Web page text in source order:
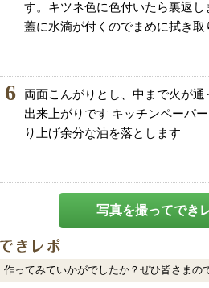
す。キツネ色に色付いたら裏返し
蓋に水滴が付くのでまめに拭き取
6
両面こんがりとし、中まで火が通
出来上がりです キッチンペーパ
り上げ余分な油を落とします
写真を撮ってでき
作ってみていかがでしたか？ぜひ皆さまの